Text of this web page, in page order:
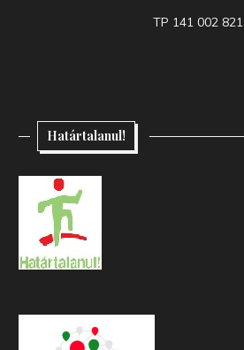
TP 141 002 821
Határtalanul!